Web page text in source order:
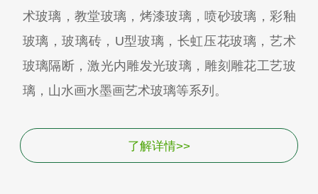
术玻璃，教堂玻璃，烤漆玻璃，喷砂玻璃，彩釉
玻璃，玻璃砖，U型玻璃，长虹压花玻璃，艺术
玻璃隔断，激光内雕发光玻璃，雕刻雕花工艺玻
璃，山水画水墨画艺术玻璃等系列。
了解详情>>